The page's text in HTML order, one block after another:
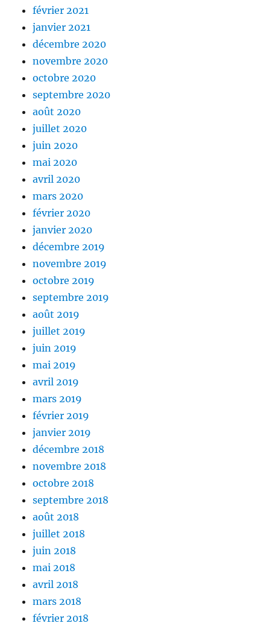
février 2021
janvier 2021
décembre 2020
novembre 2020
octobre 2020
septembre 2020
août 2020
juillet 2020
juin 2020
mai 2020
avril 2020
mars 2020
février 2020
janvier 2020
décembre 2019
novembre 2019
octobre 2019
septembre 2019
août 2019
juillet 2019
juin 2019
mai 2019
avril 2019
mars 2019
février 2019
janvier 2019
décembre 2018
novembre 2018
octobre 2018
septembre 2018
août 2018
juillet 2018
juin 2018
mai 2018
avril 2018
mars 2018
février 2018